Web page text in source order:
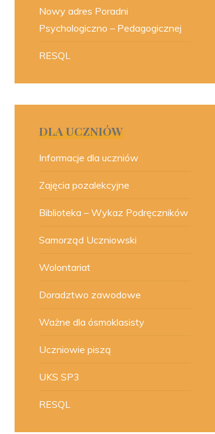
Nowy adres Poradni
Psychologiczno – Pedagogicznej
RESQL
DLA UCZNIÓW
Informacje dla uczniów
Zajęcia pozalekcyjne
Biblioteka – Wykaz Podręczników
Samorząd Uczniowski
Wolontariat
Doradztwo zawodowe
Ważne dla ósmoklasisty
Uczniowie piszą
UKS SP3
RESQL